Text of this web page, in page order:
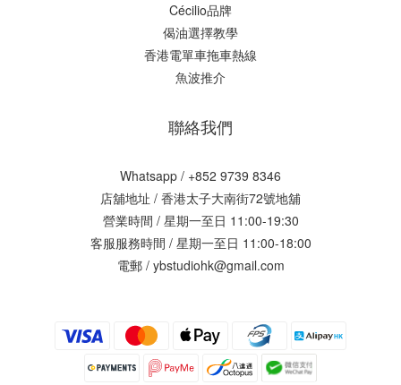
Cécilio品牌
偈油選擇教學
香港電單車拖車熱線
魚波推介
聯絡我們
Whatsapp / +852 9739 8346
店舖地址 / 香港太子大南街72號地舖
營業時間 / 星期一至日 11:00-19:30
客服服務時間 / 星期一至日 11:00-18:00
電郵 / ybstudiohk@gmail.com